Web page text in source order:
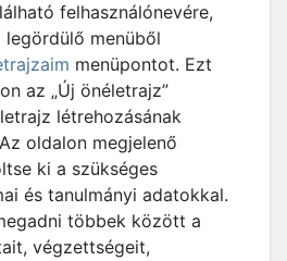
felhasználónevére,
legördülő menüből
menüpontot. Ezt
az „Új önéletrajz”
létrehozásának
oldalon megjelenő
ki a szükséges
és tanulmányi adatokkal.
többek között a
végzettségeit,